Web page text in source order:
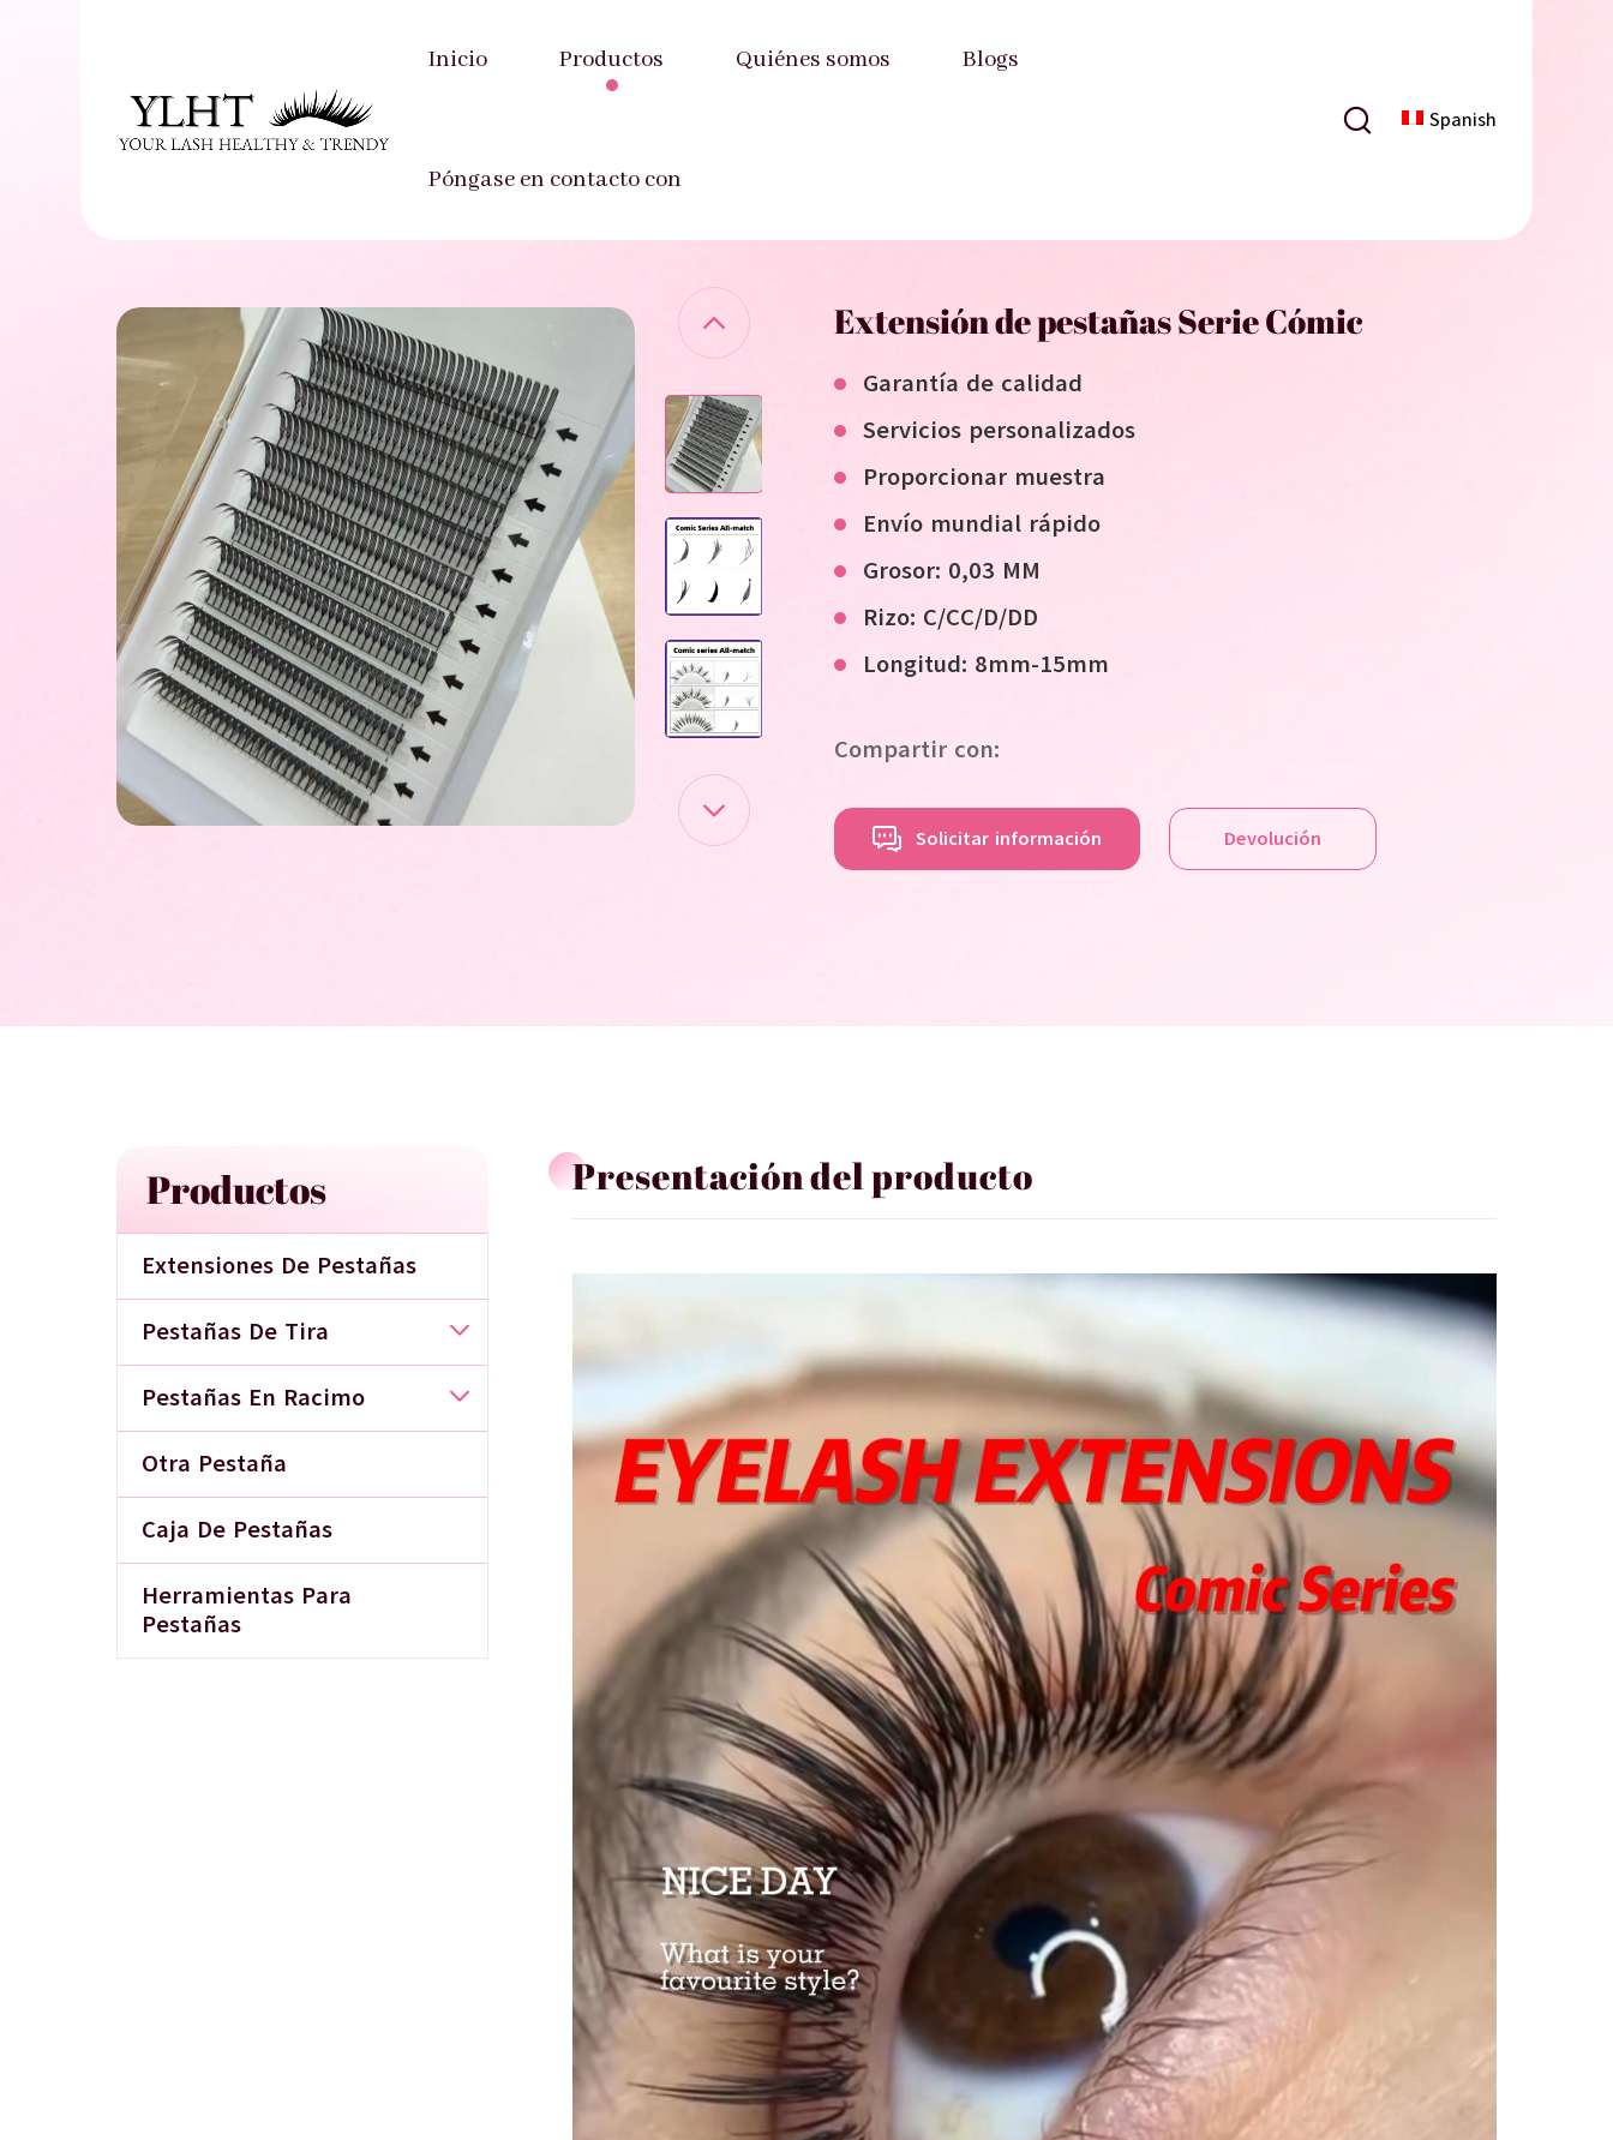
Inicio Productos Quiénes somos Blogs
Póngase en contacto con
Spanish
Extensiones de pestañas - Extensión de pestañas Serie Cómic
Extensión de pestañas Serie Cómic
Garantía de calidad
Servicios personalizados
Proporcionar muestra
Envío mundial rápido
Grosor: 0,03 MM
Rizo: C/CC/D/DD
Longitud: 8mm-15mm
Compartir con:
Solicitar información Devolución
Productos
Extensiones De Pestañas
Pestañas De Tira
Pestañas En Racimo
Otra Pestaña
Caja De Pestañas
Herramientas Para
Pestañas
Presentación del producto